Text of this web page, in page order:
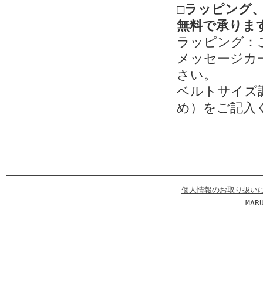
□ラッピング
無料で承りま
ラッピング：
メッセージカ
さい。
ベルトサイズ
め）をご記入
個人情報のお取り扱い